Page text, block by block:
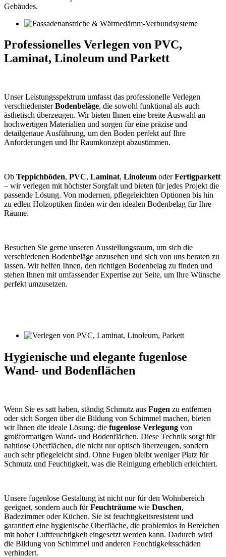
Gebäudes.
Professionelles Verlegen von PVC,
Laminat, Linoleum und Parkett
Unser Leistungsspektrum umfasst das professionelle Verlegen
verschiedensterBodenbeläge, die sowohl funktional als auch
ästhetisch überzeugen. Wir bieten Ihnen eine breite Auswahl an
hochwertigen Materialien und sorgen für eine präzise und
detailgenaue Ausführung, um den Boden perfekt auf Ihre
Anforderungen und Ihr Raumkonzept abzustimmen.
Ob Teppichböden, PVC, Laminat, Linoleum oderFertigparkett
– wir verlegen mit höchster Sorgfalt und bieten für jedes Projekt die
passende Lösung. Von modernen, pflegeleichten Optionen bis hin
zu edlen Holzoptiken finden wir den idealen Bodenbelag für Ihre
Räume.
Besuchen Sie gerne unseren Ausstellungsraum, um sich die
verschiedenen Bodenbeläge anzusehen und sich von uns beraten zu
lassen. Wir helfen Ihnen, den richtigen Bodenbelag zu finden und
stehen Ihnen mit umfassender Expertise zur Seite, um Ihre Wünsche
perfekt umzusetzen.
Hygienische und elegante fugenlose
Wand- und Bodenflächen
Wenn Sie es satt haben, ständig Schmutz aus Fugen zu entfernen
oder sich Sorgen über die Bildung von Schimmel machen, bieten
wir Ihnen die ideale Lösung: die fugenlose Verlegung von
großformatigen Wand- und Bodenflächen. Diese Technik sorgt für
nahtlose Oberflächen, die nicht nur optisch überzeugen, sondern
auch sehr pflegeleicht sind. Ohne Fugen bleibt weniger Platz für
Schmutz und Feuchtigkeit, was die Reinigung erheblich erleichtert.
Unsere fugenlose Gestaltung ist nicht nur für den Wohnbereich
geeignet, sondern auch fürFeuchträume wie Duschen,
Badezimmer oder Küchen. Sie ist feuchtigkeitsresistent und
garantiert eine hygienische Oberfläche, die problemlos in Bereichen
mit hoher Luftfeuchtigkeit eingesetzt werden kann. Dadurch wird
die Bildung von Schimmel und anderen Feuchtigkeitsschäden
verhindert.